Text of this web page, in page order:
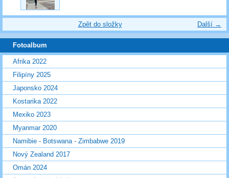
Další →
Zpět do složky
Fotoalbum
Afrika 2022
Filipíny 2025
Japonsko 2024
Kostarika 2022
Mexiko 2023
Myanmar 2020
Namibie - Botswana - Zimbabwe 2019
Nový Zealand 2017
Omán 2024